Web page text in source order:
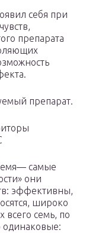
себя при
препарата
препарат.
самые
они
эффективны,
широко
семь, по